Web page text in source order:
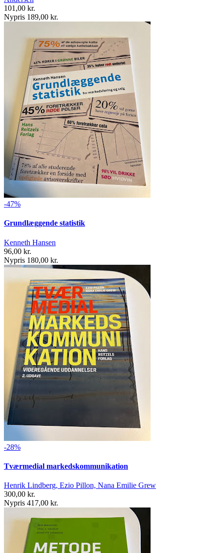
101,00 kr.
Nypris 189,00 kr.
-47%
Grundlæggende statistik
Kenneth Hansen
96,00 kr.
Nypris 180,00 kr.
-28%
Tværmedial markedskommunikation
Henrik Lindberg, Ezio Pillon, Nana Emilie Grew
300,00 kr.
Nypris 417,00 kr.